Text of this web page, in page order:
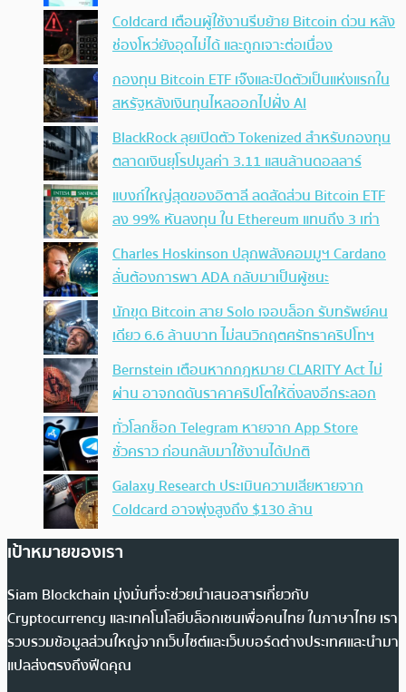
Coldcard เตือนผู้ใช้งานรีบย้าย Bitcoin ด่วน หลัง
ช่องโหว่ยังอุดไม่ได้ และถูกเจาะต่อเนื่อง
กองทุน Bitcoin ETF เจ๊งและปิดตัวเป็นแห่งแรกใน
สหรัฐหลังเงินทุนไหลออกไปฝั่ง AI
BlackRock ลุยเปิดตัว Tokenized สำหรับกองทุน
ตลาดเงินยุโรปมูลค่า 3.11 แสนล้านดอลลาร์
แบงก์ใหญ่สุดของอิตาลี ลดสัดส่วน Bitcoin ETF
ลง 99% หันลงทุน ใน Ethereum แทนถึง 3 เท่า
Charles Hoskinson ปลุกพลังคอมมูฯ Cardano
ลั่นต้องการพา ADA กลับมาเป็นผู้ชนะ
นักขุด Bitcoin สาย Solo เจอบล็อก รับทรัพย์คน
เดียว 6.6 ล้านบาท ไม่สนวิกฤตศรัทธาคริปโทฯ
Bernstein เตือนหากกฎหมาย CLARITY Act ไม่
ผ่าน อาจกดดันราคาคริปโตให้ดิ่งลงอีกระลอก
ทั่วโลกช็อก Telegram หายจาก App Store
ชั่วคราว ก่อนกลับมาใช้งานได้ปกติ
Galaxy Research ประเมินความเสียหายจาก
Coldcard อาจพุ่งสูงถึง $130 ล้าน
เป้าหมายของเรา
Siam Blockchain มุ่งมั่นที่จะช่วยนำเสนอสารเกี่ยวกับ
Cryptocurrency และเทคโนโลยีบล็อกเชนเพื่อคนไทย ในภาษาไทย เรา
รวบรวมข้อมูลส่วนใหญ่จากเว็บไซต์และเว็บบอร์ดต่างประเทศและนำมา
แปลส่งตรงถึงฟีดคุณ